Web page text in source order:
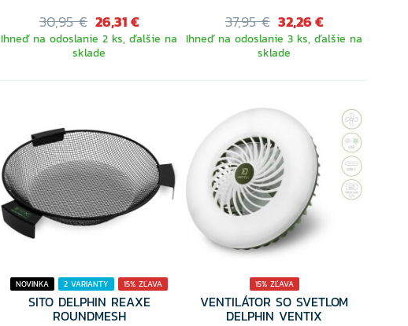
30,95 € 26,31 €
Ihneď na odoslanie 2 ks, ďalšie na
sklade
37,95 € 32,26 €
Ihneď na odoslanie 3 ks, ďalšie na
sklade
NOVINKA 2 VARIANTY 15% ZĽAVA
SITO DELPHIN REAXE
ROUNDMESH
15% ZĽAVA
VENTILÁTOR SO SVETLOM
DELPHIN VENTIX